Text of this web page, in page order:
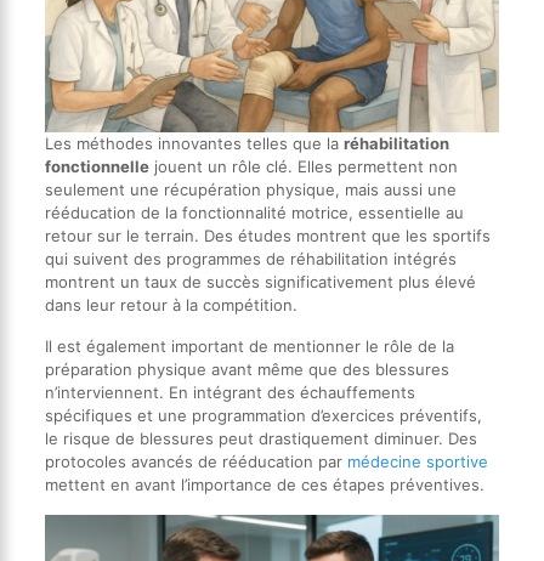
Les méthodes innovantes telles que la réhabilitation
fonctionnellejouent un rôle clé. Elles permettent non
seulement une récupération physique, mais aussi une
rééducation de la fonctionnalité motrice, essentielle au
retour sur le terrain. Des études montrent que les sportifs
qui suivent des programmes de réhabilitation intégrés
montrent un taux de succès significativement plus élevé
dans leur retour à la compétition.
Il est également important de mentionner le rôle de la
préparation physique avant même que des blessures
n’interviennent. En intégrant des échauffements
spécifiques et une programmation d’exercices préventifs,
le risque de blessures peut drastiquement diminuer. Des
protocoles avancés de rééducation par médecine sportive
mettent en avant l’importance de ces étapes préventives.